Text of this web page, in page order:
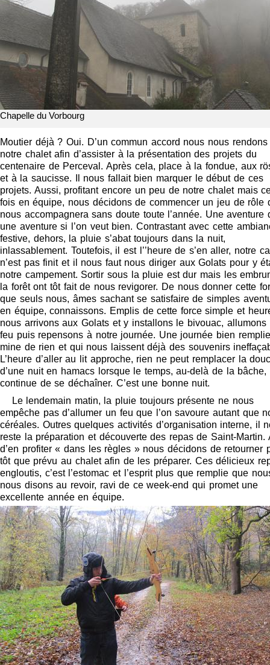
Chapelle du Vorbourg
Moutier déjà ? Oui. D’un commun accord nous nous rendons
notre chalet afin d’assister à la présentation des projets du
centenaire de Perceval. Après cela, place à la fondue, aux
et à la saucisse. Il nous fallait bien marquer le début de ces
projets. Aussi, profitant encore un peu de notre chalet mais
fois en équipe, nous décidons de commencer un jeu de rôle
nous accompagnera sans doute toute l’année. Une aventure
une aventure si l’on veut bien. Contrastant avec cette
festive, dehors, la pluie s’abat toujours dans la nuit,
inlassablement. Toutefois, il est l’’heure de s’en aller, notre
n’est pas finit et il nous faut nous diriger aux Golats pour y
notre campement. Sortir sous la pluie est dur mais les
la forêt ont tôt fait de nous revigorer. De nous donner cette
que seuls nous, âmes sachant se satisfaire de simples
en équipe, connaissons. Emplis de cette force simple et
nous arrivons aux Golats et y installons le bivouac, allumons
feu puis repensons à notre journée. Une journée bien remplie
mine de rien et qui nous laissent déjà des souvenirs
L’heure d’aller au lit approche, rien ne peut remplacer la
d’une nuit en hamacs lorsque le temps, au-delà de la bâche,
continue de se déchaîner. C’est une bonne nuit.
Le lendemain matin, la pluie toujours présente ne nous
empêche pas d’allumer un feu que l’on savoure autant que
céréales. Outres quelques activités d’organisation interne, il
reste la préparation et découverte des repas de Saint-Martin.
d’en profiter « dans les règles » nous décidons de retourner
tôt que prévu au chalet afin de les préparer. Ces délicieux
engloutis, c’est l’estomac et l’esprit plus que remplie que
nous disons au revoir, ravi de ce week-end qui promet une
excellente année en équipe.